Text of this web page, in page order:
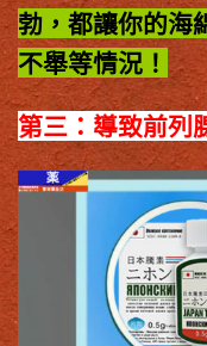
勃，都讓你的海
不舉等情況！
第三：導致前列